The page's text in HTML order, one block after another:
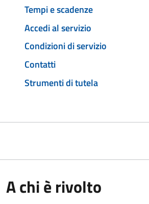
Tempi e scadenze
Accedi al servizio
Condizioni di servizio
Contatti
Strumenti di tutela
A chi è rivolto